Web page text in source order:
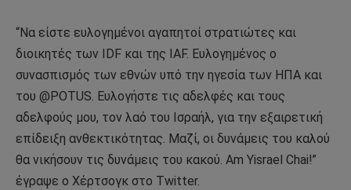
“Να είστε ευλογημένοι αγαπητοί στρατιώτες και
διοικητές των IDF και της IAF. Ευλογημένος ο
συνασπισμός των εθνών υπό την ηγεσία των ΗΠΑ και
του @POTUS. Ευλογήστε τις αδελφές και τους
αδελφούς μου, τον λαό του Ισραήλ, για την εξαιρετική
επίδειξη ανθεκτικότητας. Μαζί, οι δυνάμεις του καλού
θα νικήσουν τις δυνάμεις του κακού. Am Yisrael Chai!”
έγραψε ο Χέρτσογκ στο Twitter.